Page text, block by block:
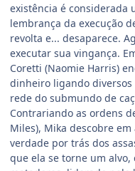
existência é considerada
lembrança da execução
revolta e... desaparece.
executar sua vingança.
Coretti (Naomie Harris)
dinheiro ligando diversos
rede do submundo de
Contrariando as ordens
Miles), Mika descobre
verdade por trás dos
que ela se torne um